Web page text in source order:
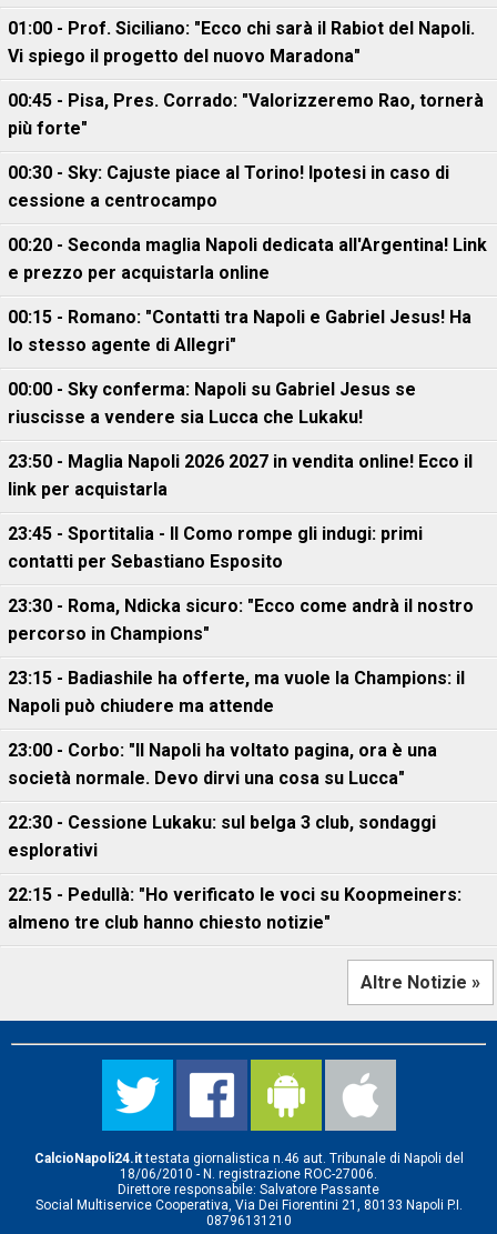
01:00 - Prof. Siciliano: "Ecco chi sarà il Rabiot del Napoli.
Vi spiego il progetto del nuovo Maradona"
00:45 - Pisa, Pres. Corrado: "Valorizzeremo Rao, tornerà
più forte"
00:30 - Sky: Cajuste piace al Torino! Ipotesi in caso di
cessione a centrocampo
00:20 - Seconda maglia Napoli dedicata all'Argentina! Link
e prezzo per acquistarla online
00:15 - Romano: "Contatti tra Napoli e Gabriel Jesus! Ha
lo stesso agente di Allegri"
00:00 - Sky conferma: Napoli su Gabriel Jesus se
riuscisse a vendere sia Lucca che Lukaku!
23:50 - Maglia Napoli 2026 2027 in vendita online! Ecco il
link per acquistarla
23:45 - Sportitalia - Il Como rompe gli indugi: primi
contatti per Sebastiano Esposito
23:30 - Roma, Ndicka sicuro: "Ecco come andrà il nostro
percorso in Champions"
23:15 - Badiashile ha offerte, ma vuole la Champions: il
Napoli può chiudere ma attende
23:00 - Corbo: "Il Napoli ha voltato pagina, ora è una
società normale. Devo dirvi una cosa su Lucca"
22:30 - Cessione Lukaku: sul belga 3 club, sondaggi
esplorativi
22:15 - Pedullà: "Ho verificato le voci su Koopmeiners:
almeno tre club hanno chiesto notizie"
Altre Notizie »
CalcioNapoli24.ittestata giornalistica n.46 aut. Tribunale di Napoli del
18/06/2010 - N. registrazione ROC-27006.
Direttore responsabile: Salvatore Passante
Social Multiservice Cooperativa, Via Dei Fiorentini 21, 80133 Napoli P.I.
08796131210